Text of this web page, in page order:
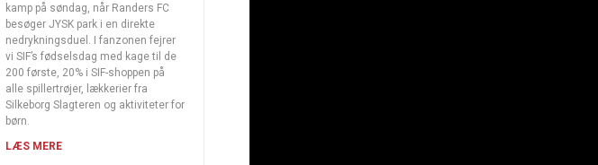
kamp på søndag, når Randers FC
besøger JYSK park i en direkte
nedrykningsduel. I fanzonen fejrer
vi SIF’s fødselsdag med kage til de
200 første, 20% i SIF-shoppen på
alle spillertrøjer, lækkerier fra
Silkeborg Slagteren og aktiviteter for
børn.
LÆS MERE